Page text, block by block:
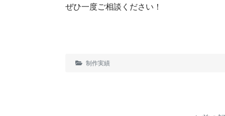
ぜひ一度ご相談ください！
制作実績